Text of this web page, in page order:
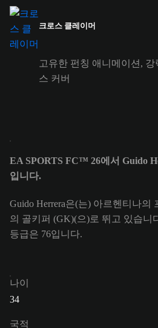
크로스 클레이머
고유한 펀칭 애니메이션,
스 커버
EA SPORTS FC™ 26에서 Guido
입니다.
Guido Herrera은(는) 아르헨티나의
의 골키퍼 (GK)(으)로 뛰고 있습니
등급은 76입니다.
나이
34
국적